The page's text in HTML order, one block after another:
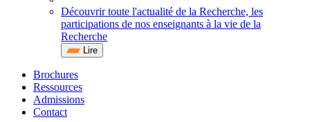
Découvrir toute l'actualité de la Recherche, les
participations de nos enseignants à la vie de la
Recherche
Lire
Brochures
Ressources
Admissions
Contact